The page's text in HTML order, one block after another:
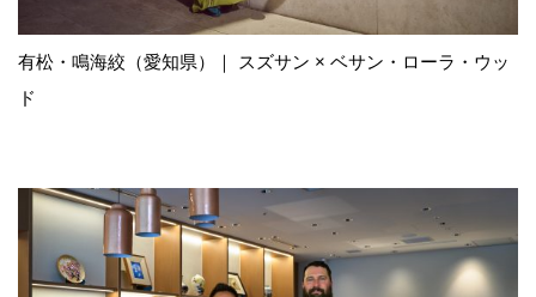
有松・鳴海絞（愛知県）｜ スズサン × ベサン・ローラ・ウッ
ド